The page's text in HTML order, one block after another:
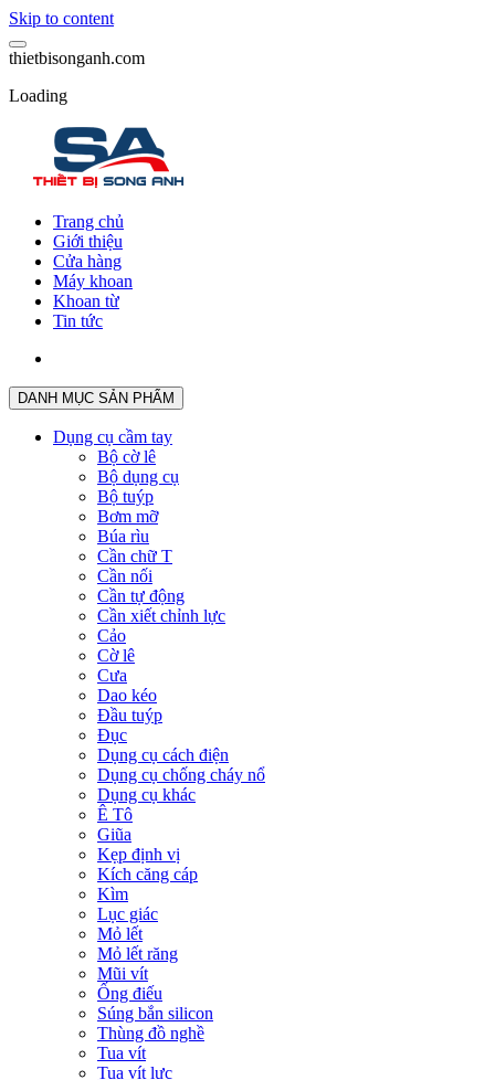
Skip to content
thietbisonganh.com
Loading
Trang chủ
Giới thiệu
Cửa hàng
Máy khoan
Khoan từ
Tin tức
DANH MỤC SẢN PHẨM
Dụng cụ cầm tay
Bộ cờ lê
Bộ dụng cụ
Bộ tuýp
Bơm mỡ
Búa rìu
Cần chữ T
Cần nối
Cần tự động
Cần xiết chỉnh lực
Cảo
Cờ lê
Cưa
Dao kéo
Đầu tuýp
Đục
Dụng cụ cách điện
Dụng cụ chống cháy nổ
Dụng cụ khác
Ê Tô
Giũa
Kẹp định vị
Kích căng cáp
Kìm
Lục giác
Mỏ lết
Mỏ lết răng
Mũi vít
Ống điếu
Súng bắn silicon
Thùng đồ nghề
Tua vít
Tua vít lực